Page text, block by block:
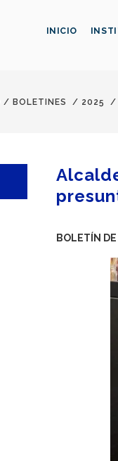
INICIO
/ BOLETINES / 2025 /
BOLETÍN